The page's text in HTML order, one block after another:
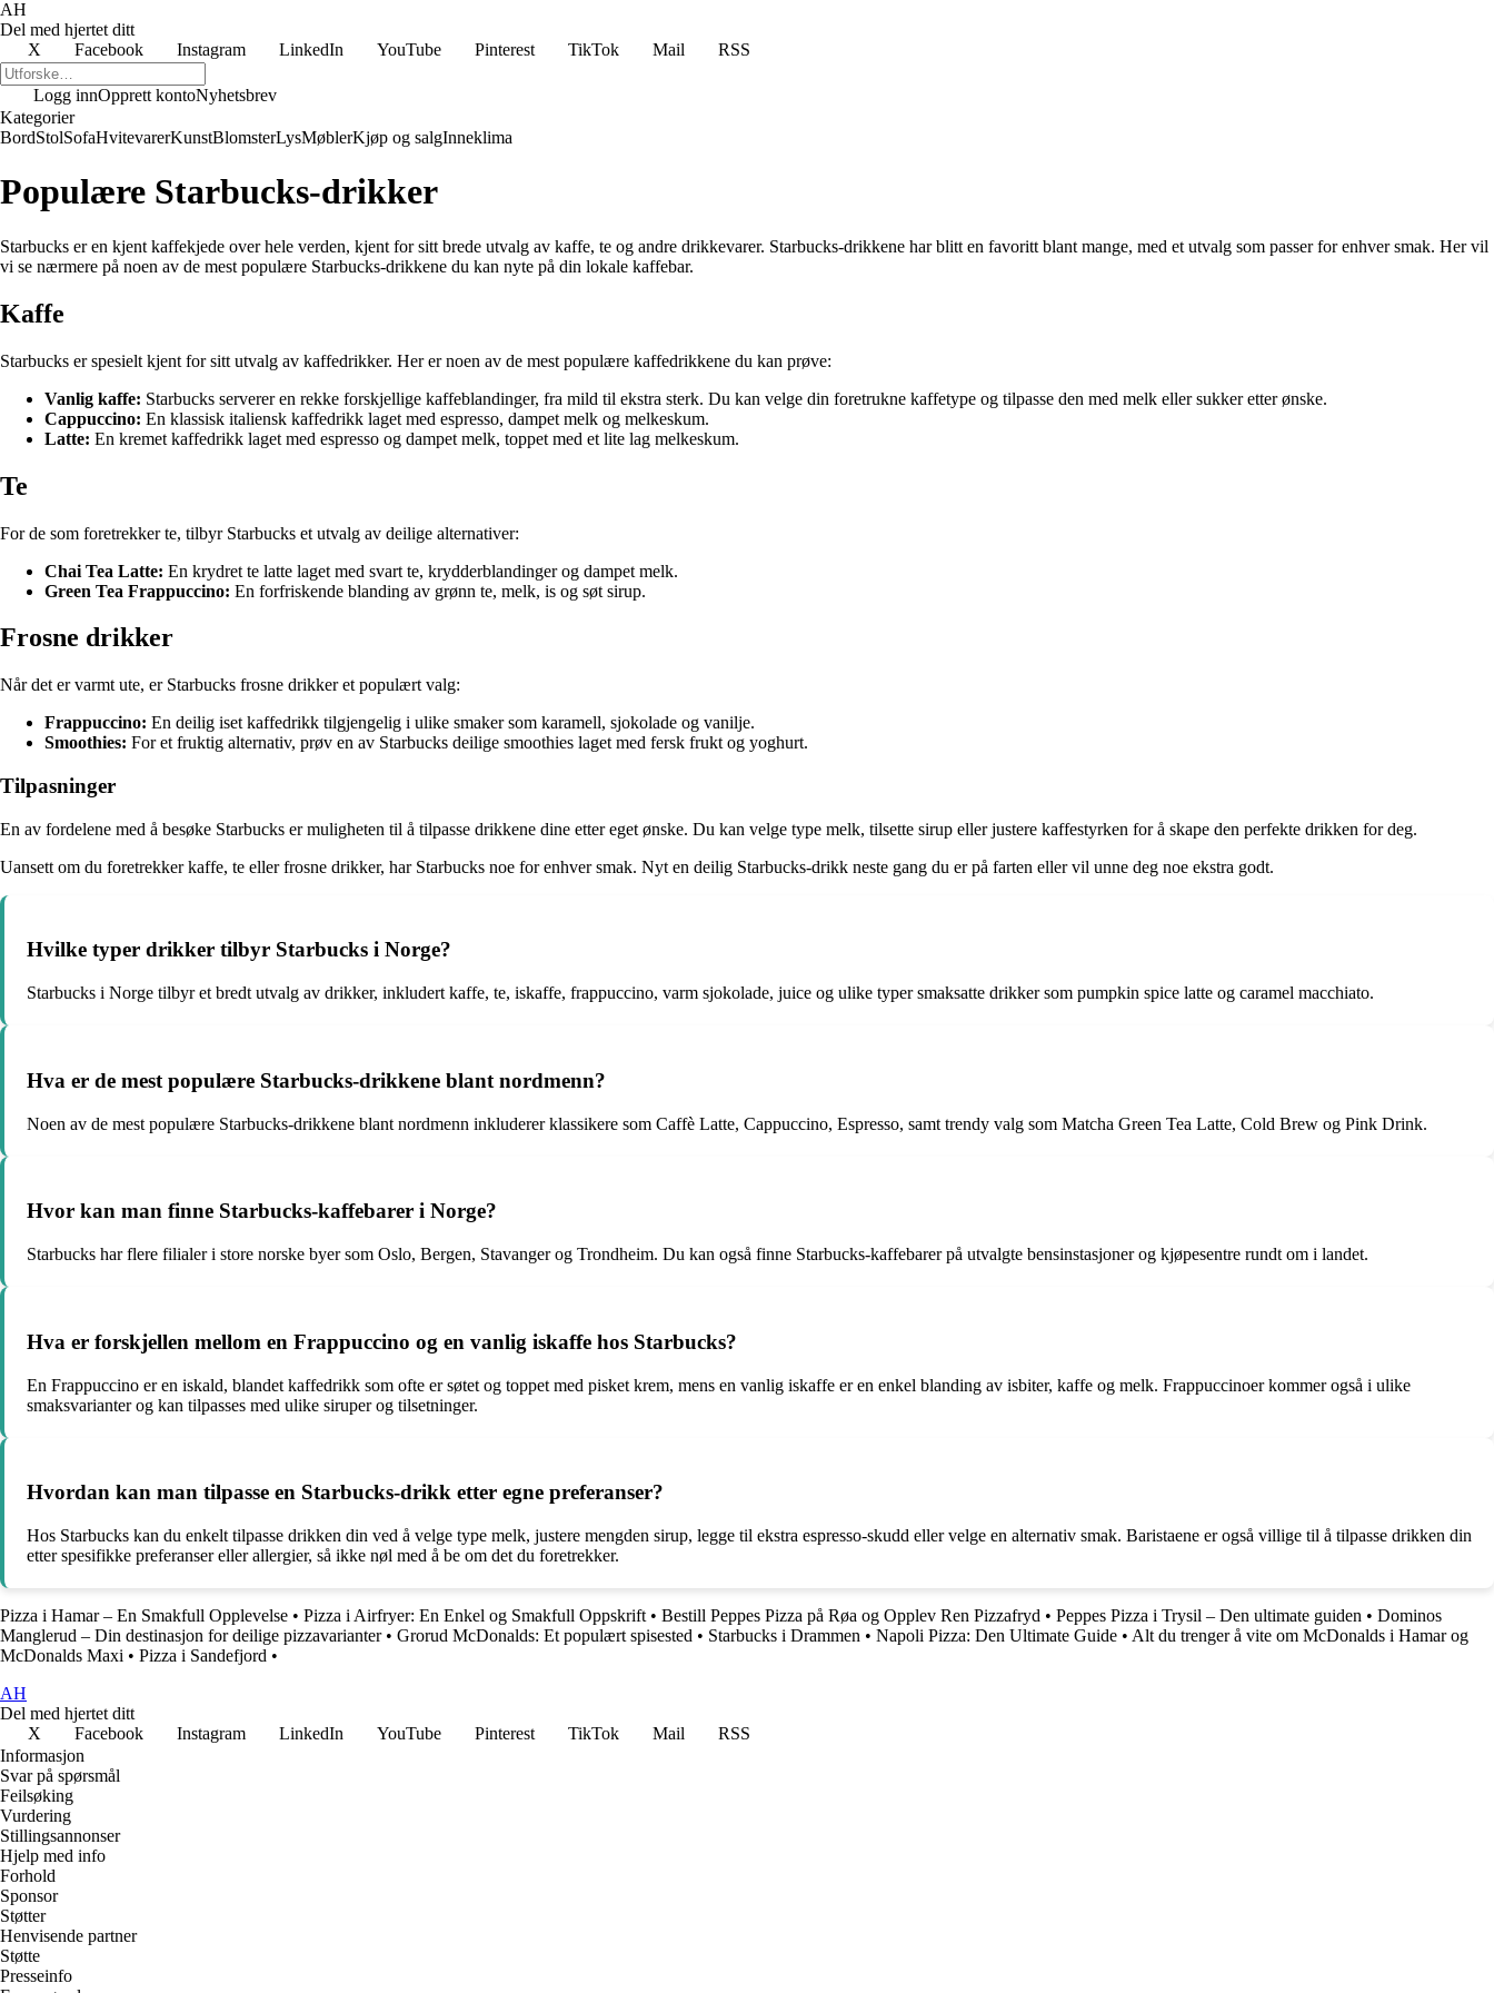
AH
Del med hjertet ditt
X
Facebook Instagram LinkedIn YouTube Pinterest TikTok Mail RSS
Logg innOpprett kontoNyhetsbrev
Kategorier
BordStolSofaHvitevarerKunstBlomsterLysMøblerKjøp og salgInneklima
Populære Starbucks-drikker
Starbucks er en kjent kaffekjede over hele verden, kjent for sitt brede utvalg av kaffe, te og andre drikkevarer. Starbucks-drikkene har blitt en favoritt blant mange, med et utvalg som passer for enhver smak. Her vil
vi se nærmere på noen av de mest populære Starbucks-drikkene du kan nyte på din lokale kaffebar.
Kaffe
Starbucks er spesielt kjent for sitt utvalg av kaffedrikker. Her er noen av de mest populære kaffedrikkene du kan prøve:
Vanlig kaffe: Starbucks serverer en rekke forskjellige kaffeblandinger, fra mild til ekstra sterk. Du kan velge din foretrukne kaffetype og tilpasse den med melk eller sukker etter ønske.
Cappuccino: En klassisk italiensk kaffedrikk laget med espresso, dampet melk og melkeskum.
Latte: En kremet kaffedrikk laget med espresso og dampet melk, toppet med et lite lag melkeskum.
Te
For de som foretrekker te, tilbyr Starbucks et utvalg av deilige alternativer:
Chai Tea Latte: En krydret te latte laget med svart te, krydderblandinger og dampet melk.
Green Tea Frappuccino: En forfriskende blanding av grønn te, melk, is og søt sirup.
Frosne drikker
Når det er varmt ute, er Starbucks frosne drikker et populært valg:
Frappuccino: En deilig iset kaffedrikk tilgjengelig i ulike smaker som karamell, sjokolade og vanilje.
Smoothies: For et fruktig alternativ, prøv en av Starbucks deilige smoothies laget med fersk frukt og yoghurt.
Tilpasninger
En av fordelene med å besøke Starbucks er muligheten til å tilpasse drikkene dine etter eget ønske. Du kan velge type melk, tilsette sirup eller justere kaffestyrken for å skape den perfekte drikken for deg.
Uansett om du foretrekker kaffe, te eller frosne drikker, har Starbucks noe for enhver smak. Nyt en deilig Starbucks-drikk neste gang du er på farten eller vil unne deg noe ekstra godt.
Hvilke typer drikker tilbyr Starbucks i Norge?
Starbucks i Norge tilbyr et bredt utvalg av drikker, inkludert kaffe, te, iskaffe, frappuccino, varm sjokolade, juice og ulike typer smaksatte drikker som pumpkin spice latte og caramel macchiato.
Hva er de mest populære Starbucks-drikkene blant nordmenn?
Noen av de mest populære Starbucks-drikkene blant nordmenn inkluderer klassikere som Caffè Latte, Cappuccino, Espresso, samt trendy valg som Matcha Green Tea Latte, Cold Brew og Pink Drink.
Hvor kan man finne Starbucks-kaffebarer i Norge?
Starbucks har flere filialer i store norske byer som Oslo, Bergen, Stavanger og Trondheim. Du kan også finne Starbucks-kaffebarer på utvalgte bensinstasjoner og kjøpesentre rundt om i landet.
Hva er forskjellen mellom en Frappuccino og en vanlig iskaffe hos Starbucks?
En Frappuccino er en iskald, blandet kaffedrikk som ofte er søtet og toppet med pisket krem, mens en vanlig iskaffe er en enkel blanding av isbiter, kaffe og melk. Frappuccinoer kommer også i ulike
smaksvarianter og kan tilpasses med ulike siruper og tilsetninger.
Hvordan kan man tilpasse en Starbucks-drikk etter egne preferanser?
Hos Starbucks kan du enkelt tilpasse drikken din ved å velge type melk, justere mengden sirup, legge til ekstra espresso-skudd eller velge en alternativ smak. Baristaene er også villige til å tilpasse drikken din
etter spesifikke preferanser eller allergier, så ikke nøl med å be om det du foretrekker.
Pizza i Hamar – En Smakfull Opplevelse • Pizza i Airfryer: En Enkel og Smakfull Oppskrift • Bestill Peppes Pizza på Røa og Opplev Ren Pizzafryd • Peppes Pizza i Trysil – Den ultimate guiden • Dominos
Manglerud – Din destinasjon for deilige pizzavarianter• Grorud McDonalds: Et populært spisested • Starbucks i Drammen • Napoli Pizza: Den Ultimate Guide • Alt du trenger å vite om McDonalds i Hamar og
McDonalds Maxi • Pizza i Sandefjord •
AH
Del med hjertet ditt
X
Facebook Instagram LinkedIn YouTube Pinterest TikTok Mail
RSS
Informasjon
Svar på spørsmål
Feilsøking
Vurdering
Stillingsannonser
Hjelp med info
Forhold
Sponsor
Støtter
Henvisende partner
Støtte
Presseinfo